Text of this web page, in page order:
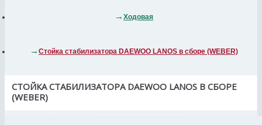
Ходовая
Стойка стабилизатора DAEWOO LANOS в сборе (WEBER)
СТОЙКА СТАБИЛИЗАТОРА DAEWOO LANOS В СБОРЕ
(WEBER)